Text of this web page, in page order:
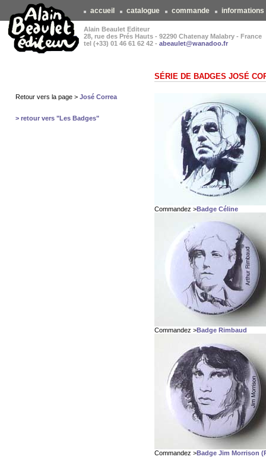
accueil catalogue commande informations
Alain Beaulet Editeur
28, rue des Prés Hauts - 92290 Chatenay Malabry - France
tel (+33) 01 46 61 62 42 - abeaulet@wanadoo.fr
Retour vers la page > José Correa
> retour vers "Les Badges"
SÉRIE DE BADGES JOSÉ
Commandez >Badge Céline
Commandez >Badge Rimbaud
Commandez >Badge Jim Morrison